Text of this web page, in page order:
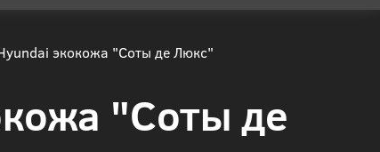
экокожа "Соты де Люкс"
"Соты де